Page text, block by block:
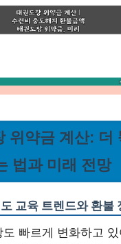
위약금 계산: 더
법과 미래 전망
교육 트렌드와 환불
빠르게 변화하고